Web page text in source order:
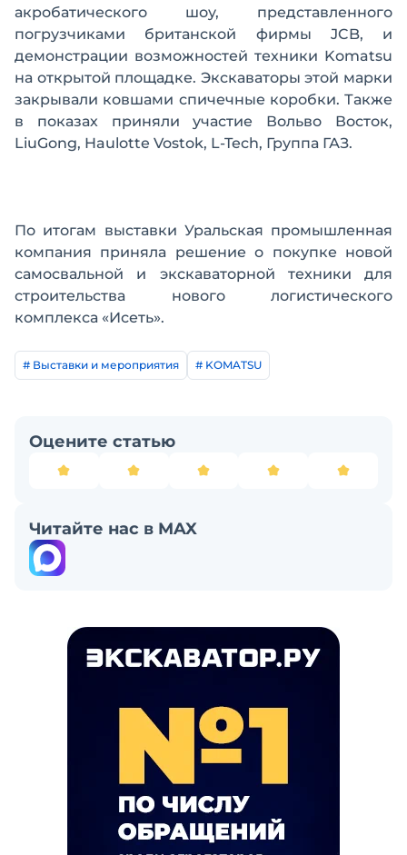
акробатического шоу, представленного
погрузчиками британской фирмы JCB, и
демонстрации возможностей техники Komatsu
на открытой площадке. Экскаваторы этой марки
закрывали ковшами спичечные коробки. Также
в показах приняли участие Вольво Восток,
LiuGong, Haulotte Vostok, L-Tech, Группа ГАЗ.
По итогам выставки Уральская промышленная
компания приняла решение о покупке новой
самосвальной и экскаваторной техники для
строительства нового логистического
комплекса «Исеть».
# Выставки и мероприятия # KOMATSU
Оцените статью
Читайте нас в MAX